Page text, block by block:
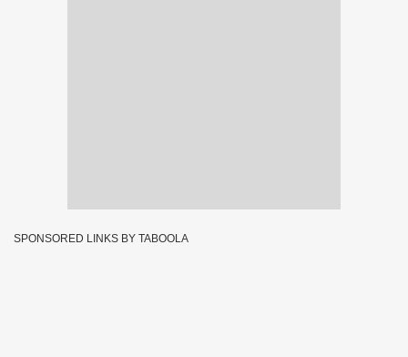
SPONSORED LINKS BY TABOOLA